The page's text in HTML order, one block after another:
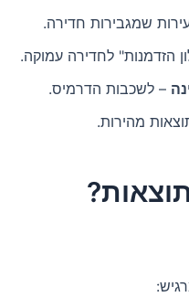
שמגבירות חדירה.
הזדמנות" לחדירה עמוקה.
– לשכבות הדרמיס.
מהירות.